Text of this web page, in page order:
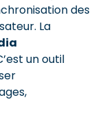
des
La
un outil